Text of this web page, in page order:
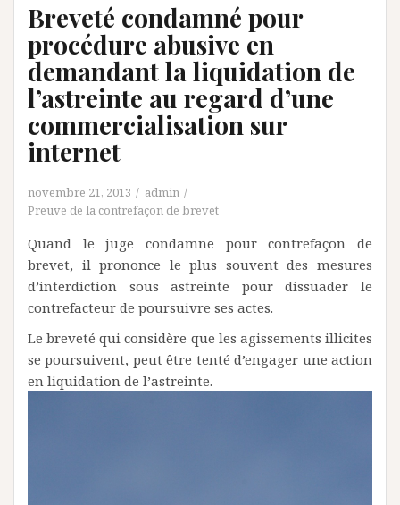
Breveté condamné pour
procédure abusive en
demandant la liquidation de
l’astreinte au regard d’une
commercialisation sur
internet
novembre 21, 2013
admin
Preuve de la contrefaçon de brevet
Quand le juge condamne pour contrefaçon de
brevet, il prononce le plus souvent des mesures
d’interdiction sous astreinte pour dissuader le
contrefacteur de poursuivre ses actes.
Le breveté qui considère que les agissements illicites
se poursuivent, peut être tenté d’engager une action
en liquidation de l’astreinte.